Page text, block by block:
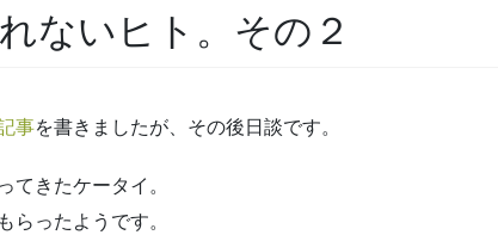
ないヒト。その２
事を書きましたが、その後日談です。
てきたケータイ。
らったようです。